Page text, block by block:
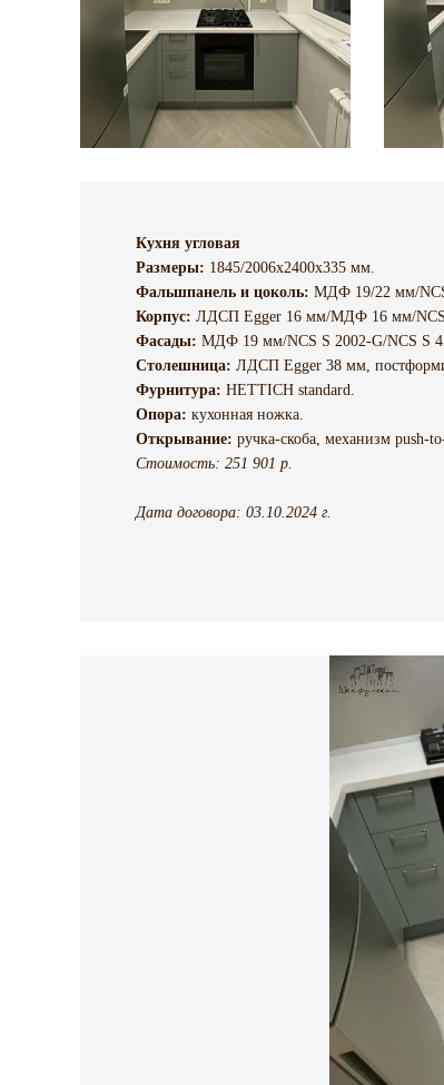
Кухня угловая
Размеры: 1845/2006х2400х335 мм.
Фальшпанель и цоколь: МДФ 19/22 мм/NCS
Корпус: ЛДСП Egger 16 мм/МДФ 16 мм/NCS
Фасады: МДФ 19 мм/NCS S 2002-G/NCS S
Столешница: ЛДСП Egger 38 мм,
Фурнитура: HETTICH standard.
Опора: кухонная ножка.
Открывание: ручка-скоба, механизм push-
Стоимость: 251 901 р.
Дата договора: 03.10.2024 г.